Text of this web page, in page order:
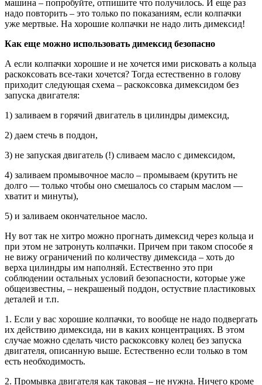
машина – попробуйте, отпишите что получилось. И еще раз
надо повторить – это только по показаниям, если колпачки
уже мертвые. На хорошие колпачки не надо лить димексид!
Как еще можно использовать димексид безопасно
А если колпачки хорошие и не хочется ими рисковать а кольца
раскоксовать все-таки хочется? Тогда естественно в голову
приходит следующая схема – раскоксовка димексидом без
запуска двигателя:
1) заливаем в горячий двигатель в цилиндры димексид,
2) даем стечь в поддон,
3) не запуская двигатель (!) сливаем масло с димексидом,
4) заливаем промывочное масло – промываем (крутить не
долго — только чтобы оно смешалось со старым маслом —
хватит и минуты),
5) и заливаем окончательное масло.
Ну вот так не хитро можно прогнать димексид через кольца и
при этом не затронуть колпачки. Причем при таком способе я
не вижу ограничений по количеству димексида – хоть до
верха цилиндры им наполняй. Естественно это при
соблюдении остальных условий безопасности, которые уже
общеизвестны, – некрашеный поддон, остуствие пластиковых
деталей и т.п.
1. Если у вас хорошие колпачки, то вообще не надо подвергать
их действию димексида, ни в каких концентрациях. В этом
случае можно сделать чисто раскоксовку колец без запуска
двигателя, описанную выше. Естественно если только в том
есть необходимость.
2. Промывка двигателя как таковая – не нужна. Ничего кроме